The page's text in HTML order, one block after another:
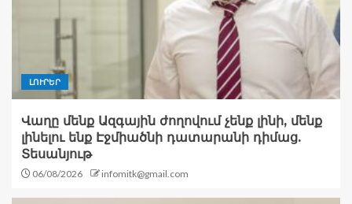
ԼՈՒՐԵՐ
Վաղը մենք Ազգային ժողովում չենք լինի, մենք
լինելու ենք Էջմիածնի դատարանի դիմաց.
Տեսանյութ
06/08/2026 infomitk@gmail.com